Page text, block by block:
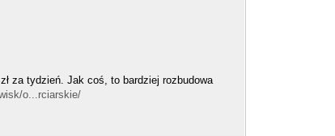
za tydzień. Jak coś, to bardziej rozbudowa
o...rciarskie/